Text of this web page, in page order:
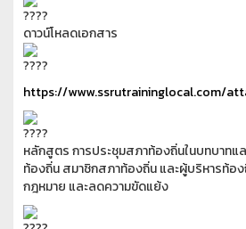
ดาวน์โหลดเอกสาร
https://www.ssrutraininglocal.com/
หลักสูตร การประชุมสภาท้องถิ่นในบทบาทแ
ท้องถิ่น สมาชิกสภาท้องถิ่น และผู้บริหารท้อ
กฎหมาย และลดความขัดแย้ง